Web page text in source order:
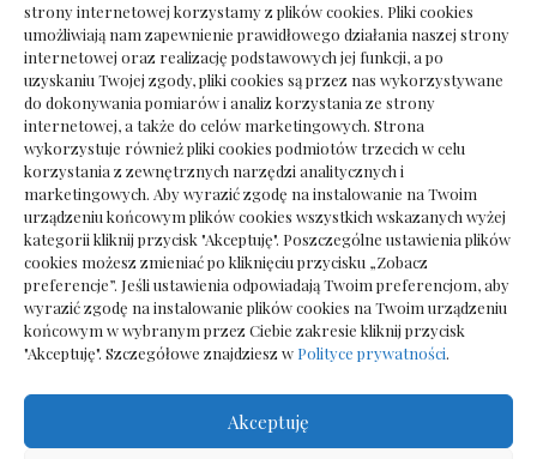
strony internetowej korzystamy z plików cookies. Pliki cookies
umożliwiają nam zapewnienie prawidłowego działania naszej strony
internetowej oraz realizację podstawowych jej funkcji, a po
uzyskaniu Twojej zgody, pliki cookies są przez nas wykorzystywane
do dokonywania pomiarów i analiz korzystania ze strony
internetowej, a także do celów marketingowych. Strona
wykorzystuje również pliki cookies podmiotów trzecich w celu
korzystania z zewnętrznych narzędzi analitycznych i
marketingowych. Aby wyrazić zgodę na instalowanie na Twoim
urządzeniu końcowym plików cookies wszystkich wskazanych wyżej
kategorii kliknij przycisk "Akceptuję". Poszczególne ustawienia plików
cookies możesz zmieniać po kliknięciu przycisku „Zobacz
preferencje”. Jeśli ustawienia odpowiadają Twoim preferencjom, aby
wyrazić zgodę na instalowanie plików cookies na Twoim urządzeniu
końcowym w wybranym przez Ciebie zakresie kliknij przycisk
"Akceptuję". Szczegółowe znajdziesz w Polityce prywatności.
Akceptuję
Deska podłogowa do salonu: jak wybrać bez
pośpiechu